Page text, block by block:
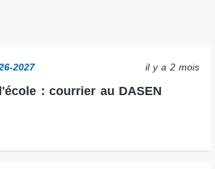
2027 il y a 2 mois
: courrier au DASEN